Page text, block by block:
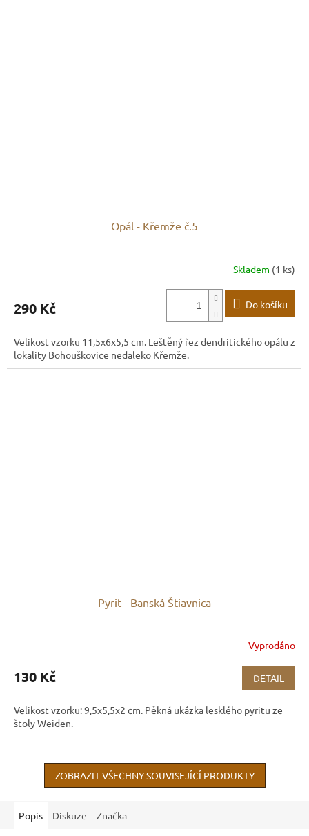
Opál - Křemže č.5
Skladem (1 ks)
290 Kč Do košíku
Velikost vzorku 11,5x6x5,5 cm. Leštěný řez dendritického opálu z
lokality Bohouškovice nedaleko Křemže.
Pyrit - Banská Štiavnica
Vyprodáno
130 Kč DETAIL
Velikost vzorku: 9,5x5,5x2 cm. Pěkná ukázka lesklého pyritu ze
štoly Weiden.
ZOBRAZIT VŠECHNY SOUVISEJÍCÍ PRODUKTY
Popis Diskuze Značka